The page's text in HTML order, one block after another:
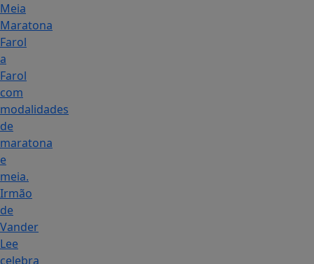
Meia
Maratona
Farol
a
Farol
com
modalidades
de
maratona
e
meia.
Irmão
de
Vander
Lee
celebra